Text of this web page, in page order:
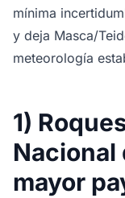
mínima
y deja Masca/
meteorología
1)
Nacional
mayor